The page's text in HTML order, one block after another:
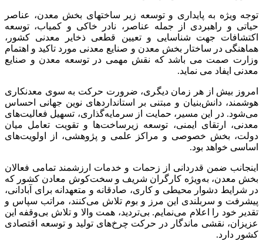
توجه ویژه به پایداری و توسعه زیر ساختهای بخش معدن، عناصر
حیاتی و راهبردی از جمله عناصر، نادر خاکی و کمیاب، توسعه
اکتشافات جهت شناسایی و تعیین قطعی ذخایر معدنی کشور،
هماهنگی در ساختار بخش معدن و صنایع معدنی مورد تاکید و اهتمام
وزارت صمت می باشد که نقش مهمی در توسعه معدن و صنایع
معدنی ایفاد می نماید.
امروز بیش از هر زمان دیگری، ضرورت حرکت به سوی معدنکاری
هوشمند، دانش‌بنیان و مبتنی بر استانداردهای نوین جهانی احساس
می‌شود. در این مسیر، حمایت از سرمایه‌گذاری، تسهیل فعالیت‌های
معدنی، ارتقای ایمنی، توسعه زیرساخت‌ها و تقویت تعامل میان
دولت، بخش خصوصی و مراکز علمی و پژوهشی، از اولویت‌های
اساسی خواهد بود.
اینجانب ضمن قدردانی از زحمات و خدمات ارزشمند تمامی فعالان
بخش معدن، به‌ویژه کارگران شریف و سخت‌کوش معادن کشور که
در شرایط دشوار محیطی و کاری، صادقانه و متعهدانه برای آبادانی،
پیشرفت و سربلندی این مرز و بوم تلاش می‌کنند، مراتب سپاس و
تقدیر خود را اعلام می‌نمایم. بی‌تردید، همت والا و تلاش بی‌وقفه این
عزیزان، نقشی ماندگار در حرکت چرخ‌های تولید و توسعه اقتصادی
کشور دارد.